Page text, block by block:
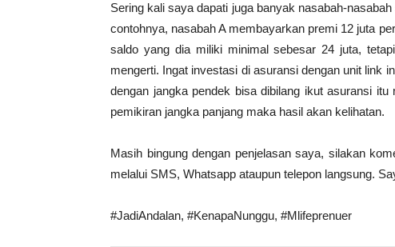
Sering kali saya dapati juga banyak nasabah-
contohnya, nasabah A membayarkan premi 12 juta
saldo yang dia miliki minimal sebesar 24 juta,
mengerti. Ingat investasi di asuransi dengan unit link
dengan jangka pendek bisa dibilang ikut asuransi
pemikiran jangka panjang maka hasil akan kelihatan.
Masih bingung dengan penjelasan saya, silakan
melalui SMS, Whatsapp ataupun telepon langsung.
#JadiAndalan, #KenapaNunggu, #Mlifeprenuer